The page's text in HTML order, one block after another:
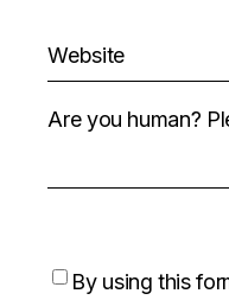
Are you human?
By using this